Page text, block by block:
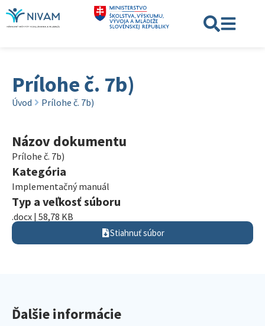
Prílohe č. 7b)
Úvod Prílohe č. 7b)
Názov dokumentu
Prílohe č. 7b)
Kategória
Implementačný manuál
Typ a veľkosť súboru
.docx | 58,78 KB
Stiahnuť súbor
Ďalšie informácie